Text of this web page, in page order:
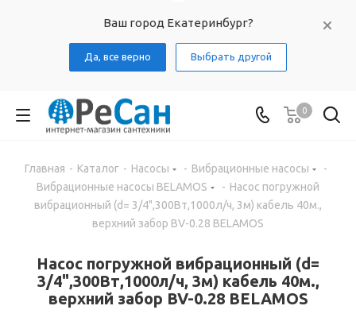
Ваш город Екатеринбург?
Да, все верно Выбрать другой
0
Главная - Каталог - Насосы - Вибрационные насосы
-
Вибрационные насосы BELAMOS
- Насос погружной
вибрационный (d= 3/4",300Вт,1000л/ч, 3м) кабель 40м.,
верхний забор BV-0.28 BELAMOS
Насос погружной вибрационный (d=
3/4",300Вт,1000л/ч, 3м) кабель 40м.,
верхний забор BV-0.28 BELAMOS